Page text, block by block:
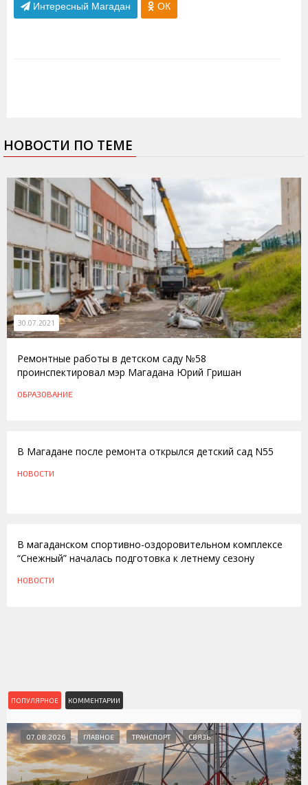
Интересный Магадан ОК
НОВОСТИ ПО ТЕМЕ
30.07.2021
Ремонтные работы в детском саду №58
проинспектировал мэр Магадана Юрий Гришан
ОБРАЗОВАНИЕ
В Магадане после ремонта открылся детский сад N55
НОВОСТИ
В магаданском спортивно-оздоровительном комплексе
“Снежный” началась подготовка к летнему сезону
НОВОСТИ
ПОПУЛЯРНОЕ КОММЕНТАРИИ
07.08.2026 ГЛАВНОЕ ТРАНСПОРТ СВЯЗЬ